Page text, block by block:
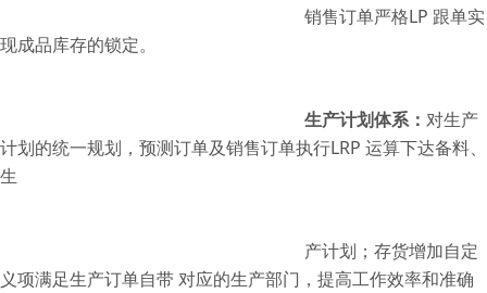
销售订单严格LP 跟单实
现成品库存的锁定。
生产计划体系： 对生产
计划的统一规划，预测订单及销售订单执行LRP 运算下达备料、
生
产计划； 存货增加自定
义项满足生产订单自带 对应的生产部门，提高工作效率和准确